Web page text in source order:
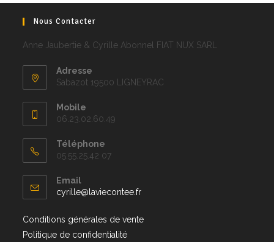
Nous Contacter
Anne Jaubertie & Cyrille Abonnel FIAT NUX SARL
Adresse
Sabazot 19500 LIGNEYRAC
Mobile
06.23.02.60.49
Téléphone
05.55.25.42 07
Email
cyrille@laviecontee.fr
Conditions générales de vente
Politique de confidentialité